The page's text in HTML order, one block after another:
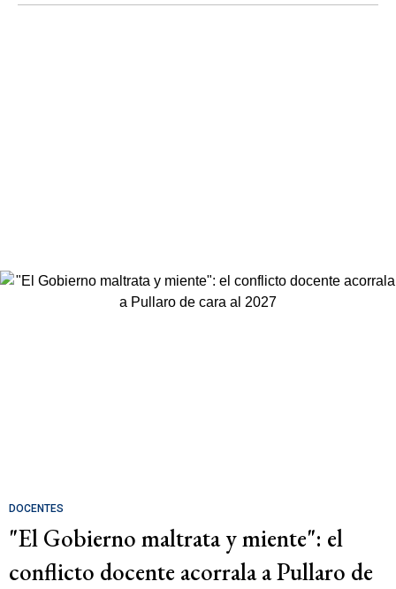
DOCENTES
"El Gobierno maltrata y miente": el
conflicto docente acorrala a Pullaro de